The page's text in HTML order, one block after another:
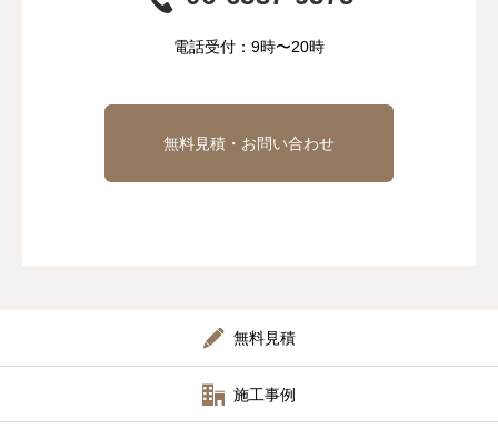
電話受付：9時〜20時
無料見積・お問い合わせ
無料見積
施工事例